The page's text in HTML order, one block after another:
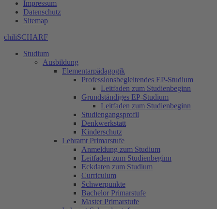
Impressum
Datenschutz
Sitemap
chiliSCHARF
Studium
Ausbildung
Elementarpädagogik
Professionsbegleitendes EP-Studium
Leitfaden zum Studienbeginn
Grundständiges EP-Studium
Leitfaden zum Studienbeginn
Studiengangsprofil
Denkwerkstatt
Kinderschutz
Lehramt Primarstufe
Anmeldung zum Studium
Leitfaden zum Studienbeginn
Eckdaten zum Studium
Curriculum
Schwerpunkte
Bachelor Primarstufe
Master Primarstufe